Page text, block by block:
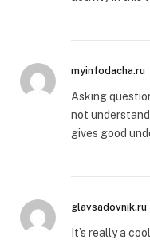
myinfodacha.ru
Asking
not
gives good
glavsadovnik.ru
It’s really a